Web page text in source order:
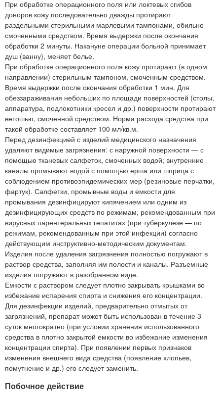
При обработке операционного поля или локтевых сгибов
доноров кожу последовательно дважды протирают
раздельными стерильными марлевыми тампонами, обильно
смоченными средством. Время выдержки после окончания
обработки 2 минуты. Накануне операции больной принимает
душ (ванну), меняет белье.
При обработке операционного поля кожу протирают (в одном
направлении) стерильным тампоном, смоченным средством.
Время выдержки после окончания обработки 1 мин. Для
обеззараживания небольших по площади поверхностей (столы,
аппаратура, подлокотники кресел и др.) поверхности протирают
ветошью, смоченной средством. Норма расхода средства при
такой обработке составляет 100 мл/кв.м.
Перед дезинфекцией с изделий медицинского назначения
удаляют видимые загрязнения: с наружной поверхности — с
помощью тканевых салфеток, смоченных водой; внутренние
каналы промывают водой с помощью ерша или шприца с
соблюдением противоэпидемических мер (резиновые перчатки,
фартук). Салфетки, промывные воды и емкости для
промывания дезинфицируют кипячением или одним из
дезинфицирующих средств по режимам, рекомендованным при
вирусных парентеральных гепатитах (при туберкулезе — по
режимам, рекомендованным при этой инфекции) согласно
действующим инструктивно-методическим документам.
Изделия после удаления загрязнения полностью погружают в
раствор средства, заполняя им полости и каналы. Разъемные
изделия погружают в разобранном виде.
Емкости с раствором следует плотно закрывать крышками во
избежание испарения спирта и снижения его концентрации.
Для дезинфекции изделий, предварительно отмытых от
загрязнений, препарат может быть использован в течение 3
суток многократно (при условии хранения использованного
средства в плотно закрытой емкости во избежание изменения
концентрации спирта). При появлении первых признаков
изменения внешнего вида средства (появление хлопьев,
помутнение и др.) его следует заменить.
Побочное действие